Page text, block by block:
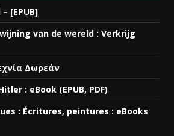
[EPUB]
van de wereld : Verkrijg
Δωρεάν
: eBook (EPUB, PDF)
: Écritures, peintures : eBooks